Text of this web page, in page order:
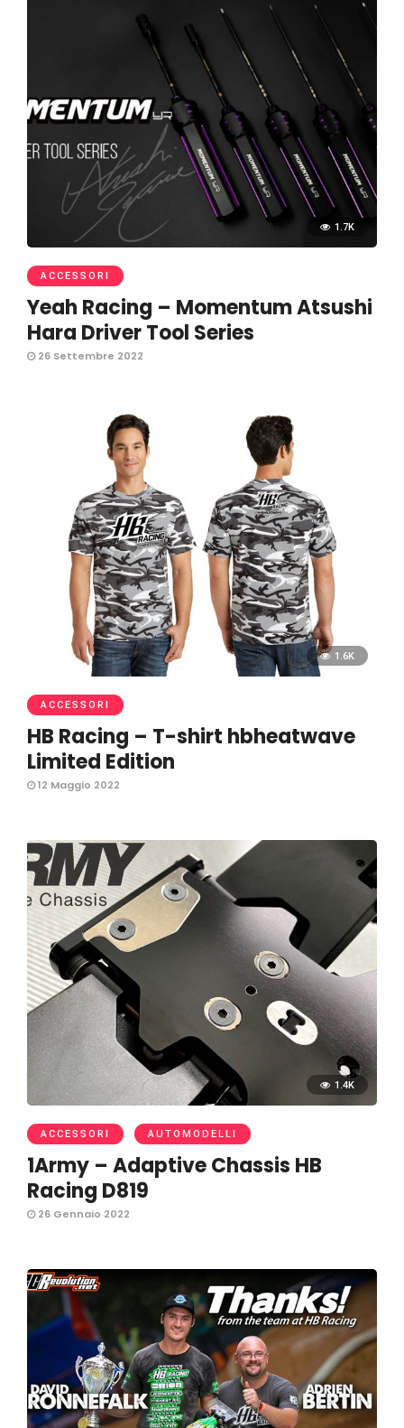
1.7K
ACCESSORI
Yeah Racing – Momentum Atsushi
Hara Driver Tool Series
26 Settembre 2022
1.6K
ACCESSORI
HB Racing – T-shirt hbheatwave
Limited Edition
12 Maggio 2022
1.4K
ACCESSORI AUTOMODELLI
1Army – Adaptive Chassis HB
Racing D819
26 Gennaio 2022